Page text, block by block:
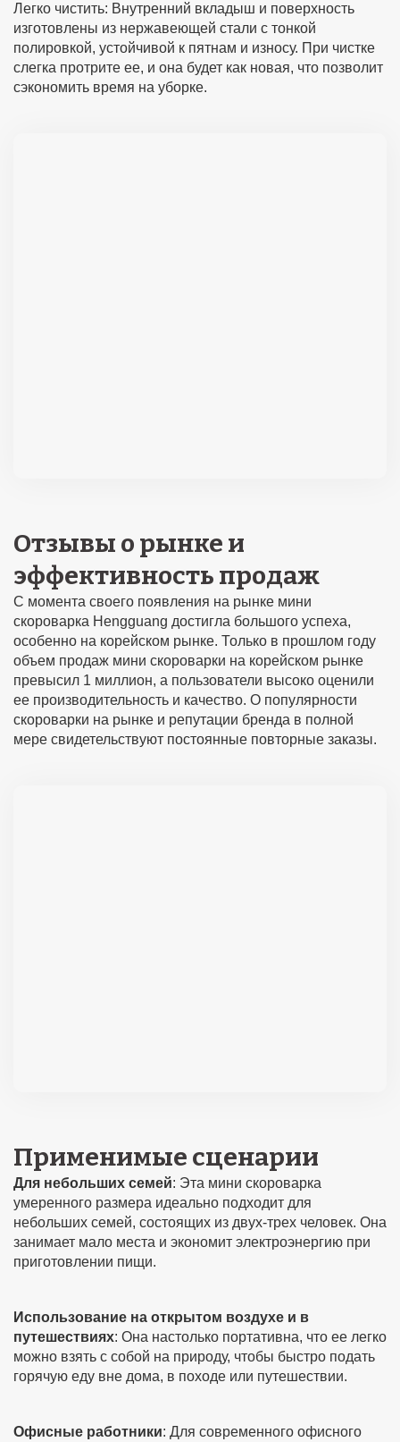
Легко чистить: Внутренний вкладыш и поверхность
изготовлены из нержавеющей стали с тонкой
полировкой, устойчивой к пятнам и износу. При чистке
слегка протрите ее, и она будет как новая, что позволит
сэкономить время на уборке.
Отзывы о рынке и
эффективность продаж
С момента своего появления на рынке мини
скороварка Hengguang достигла большого успеха,
особенно на корейском рынке. Только в прошлом году
объем продаж мини скороварки на корейском рынке
превысил 1 миллион, а пользователи высоко оценили
ее производительность и качество. О популярности
скороварки на рынке и репутации бренда в полной
мере свидетельствуют постоянные повторные заказы.
Применимые сценарии
Для небольших семей: Эта мини скороварка
умеренного размера идеально подходит для
небольших семей, состоящих из двух-трех человек. Она
занимает мало места и экономит электроэнергию при
приготовлении пищи.
Использование на открытом воздухе и в
путешествиях: Она настолько портативна, что ее легко
можно взять с собой на природу, чтобы быстро подать
горячую еду вне дома, в походе или путешествии.
Офисные работники: Для современного офисного